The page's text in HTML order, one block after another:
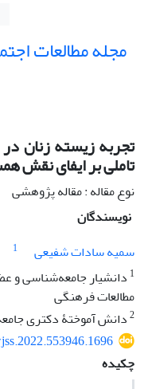
مجله مطالعات
تجربه زیسته زنان
تاملی بر ایفای نقش
نوع مقاله : مقاله پژوهشی
نویسندگان
سمیه سادات شفیعی
1
1 دانشیار جامعه‌شناسی و
مطالعات فرهنگی
2دانش آموختۀ دکتری
چکیده